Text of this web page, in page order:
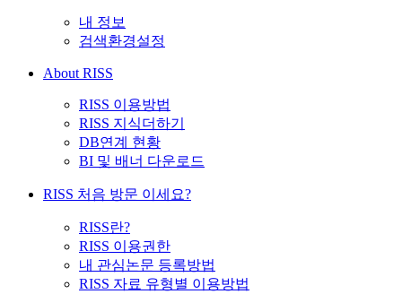
내 정보
검색환경설정
About RISS
RISS 이용방법
RISS 지식더하기
DB연계 현황
BI 및 배너 다운로드
RISS 처음 방문 이세요?
RISS란?
RISS 이용권한
내 관심논문 등록방법
RISS 자료 유형별 이용방법